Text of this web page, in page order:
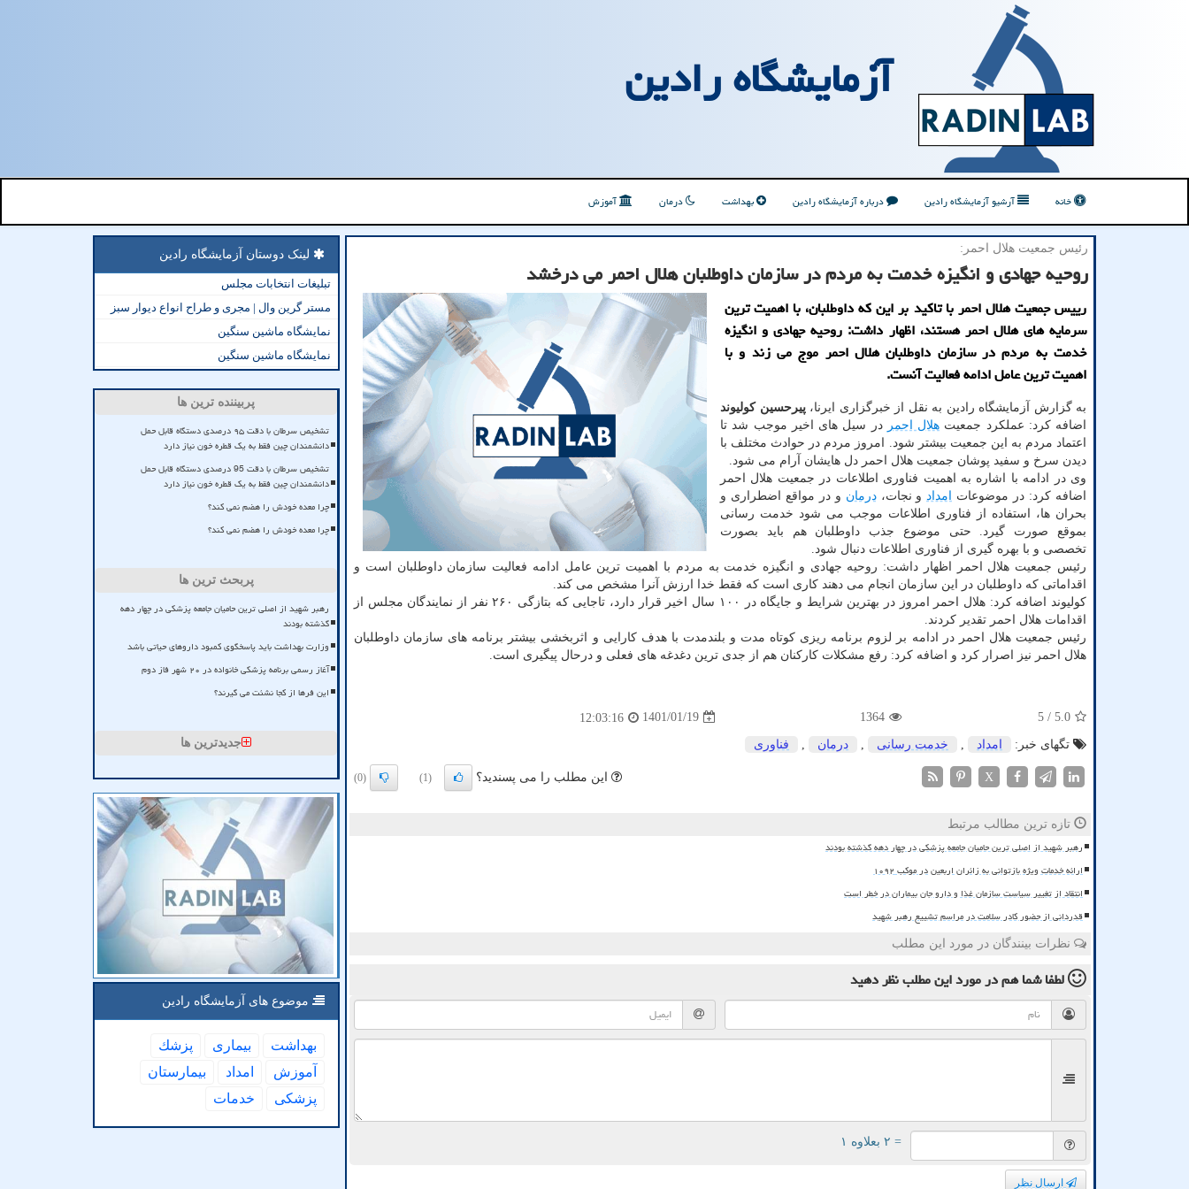
آزمایشگاه رادین
خانه آرشیو آزمایشگاه رادین درباره آزمایشگاه رادین بهداشت درمان آموزش
رئیس جمعیت هلال احمر:
روحیه جهادی و انگیزه خدمت به مردم در سازمان داوطلبان هلال احمر می درخشد
رییس جمعیت هلال احمر با تاکید بر این که داوطلبان، با اهمیت ترین
سرمایه های هلال احمر هستند، اظهار داشت: روحیه جهادی و انگیزه
خدمت به مردم در سازمان داوطلبان هلال احمر موج می زند و با
اهمیت ترین عامل ادامه فعالیت آنست.
به گزارش آزمایشگاه رادین به نقل از خبرگزاری ایرنا،پیرحسین کولیوند
اضافه کرد: عملکرد جمعیت هلال احمر در سیل های اخیر موجب شد تا
اعتماد مردم به این جمعیت بیشتر شود. امروز مردم در حوادث مختلف با
دیدن سرخ و سفید پوشان جمعیت هلال احمر دل هایشان آرام می شود.
وی در ادامه با اشاره به اهمیت فناوری اطلاعات در جمعیت هلال احمر
اضافه کرد: در موضوعات
امدادو نجات،درمان و در مواقع اضطراری و
بحران ها، استفاده از فناوری اطلاعات موجب می شود خدمت رسانی
بموقع صورت گیرد. حتی موضوع جذب داوطلبان هم باید بصورت
تخصصی و با بهره گیری از فناوری اطلاعات دنبال شود.
رئیس جمعیت هلال احمر اظهار داشت: روحیه جهادی و انگیزه خدمت به مردم با اهمیت ترین عامل ادامه فعالیت سازمان داوطلبان است و
اقداماتی که داوطلبان در این سازمان انجام می دهند کاری است که فقط خدا ارزش آنرا مشخص می کند.
کولیوند اضافه کرد: هلال احمر امروز در بهترین شرایط و جایگاه در ۱۰۰ سال اخیر قرار دارد، تاجایی که بتازگی ۲۶۰ نفر از نمایندگان مجلس از
اقدامات هلال احمر تقدیر کردند.
رئیس جمعیت هلال احمر در ادامه بر لزوم برنامه ریزی کوتاه مدت و بلندمدت با هدف کارایی و اثربخشی بیشتر برنامه های سازمان داوطلبان
هلال احمر نیز اصرار کرد و اضافه کرد: رفع مشکلات کارکنان هم از جدی ترین دغدغه های فعلی و درحال پیگیری است.
5.0
/ 5
1364
1401/01/19
12:03:16
تگهای خبر:
امداد خدمت رسانی درمان فناوری
X این مطلب را می پسندید؟ (1)
(0)
تازه ترین مطالب مرتبط
رهبر شهید از اصلی ترین حامیان جامعه پزشکی در چهار دهه گذشته بودند
ارائه خدمات ویژه بازتوانی به زائران اربعین در موکب ۱۰۹۲
انتقاد از تغییر سیاست سازمان غذا و دارو جان بیماران در خطر است
قدردانی از حضور کادر سلامت در مراسم تشییع رهبر شهید
نظرات بینندگان در مورد این مطلب
لطفا شما همدر مورد این مطلبنظر دهید
= ۲ بعلاوه ۱
ارسال نظر
لینک دوستان آزمایشگاه رادین
تبلیغات انتخابات مجلس
مستر گرین وال | مجری و طراح انواع دیوار سبز
نمایشگاه ماشین سنگین
نمایشگاه ماشین سنگین
پربیننده ترین ها
تشخیص سرطان با دقت ۹۵ درصدی دستگاه قابل حمل
دانشمندان چین فقط به یک قطره خون نیاز دارد
تشخیص سرطان با دقت 95 درصدی دستگاه قابل حمل
دانشمندان چین فقط به یک قطره خون نیاز دارد
چرا معده خودش را هضم نمی کند؟
چرا معده خودش را هضم نمی کند؟
پربحث ترین ها
رهبر شهید از اصلی ترین حامیان جامعه پزشکی در چهار دهه
گذشته بودند
وزارت بهداشت باید پاسخگوی کمبود داروهای حیاتی باشد
آغاز رسمی برنامه پزشکی خانواده در ۲۰ شهر فاز دوم
این فرها از کجا نشئت می گیرند؟
جدیدترین ها
موضوع های آزمایشگاه رادین
بهداشت بیماری
پزشك
آموزش
امداد
بیمارستان
پزشكی
خدمات